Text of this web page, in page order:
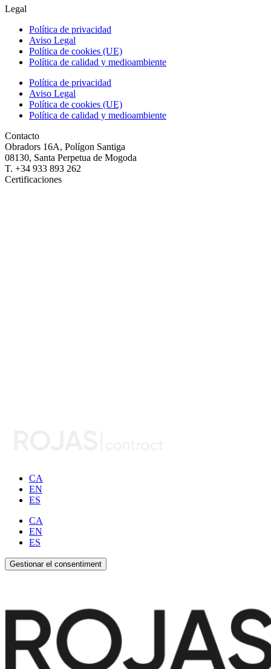
Legal
Política de privacidad
Aviso Legal
Política de cookies (UE)
Política de calidad y medioambiente
Política de privacidad
Aviso Legal
Política de cookies (UE)
Política de calidad y medioambiente
Contacto
Obradors 16A, Polígon Santiga
08130, Santa Perpetua de Mogoda
T. +34 933 893 262
Certificaciones
CA
EN
ES
CA
EN
ES
Gestionar el consentiment